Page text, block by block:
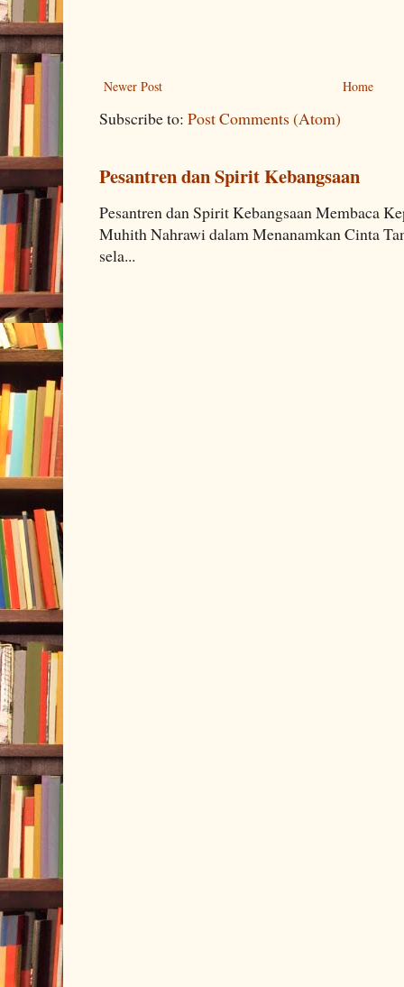
Newer Post Home
Subscribe to: Post Comments (Atom)
Pesantren dan Spirit Kebangsaan
Pesantren dan Spirit Kebangsaan Membaca
Muhith Nahrawi dalam Menanamkan Cinta
sela...